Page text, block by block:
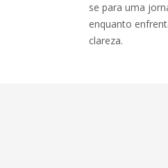
se para uma
enquanto
clareza.